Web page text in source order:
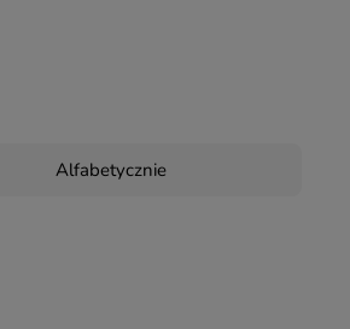
Alfabetycznie